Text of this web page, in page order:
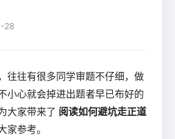
28
往往有很多同学审题不仔细，做
小心就会掉进出题者早已布好的
大家带来了 阅读如何避坑走正道
家参考。